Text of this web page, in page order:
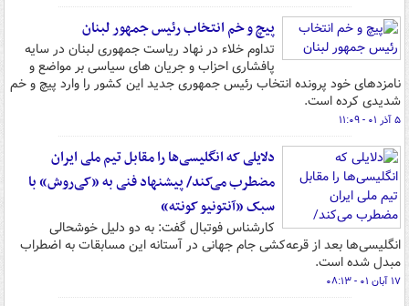
پیچ و خم انتخاب رئیس جمهور لبنان
تداوم خلاء در نهاد ریاست جمهوری لبنان در سایه
پافشاری احزاب و جریان های سیاسی بر مواضع و
نامزدهای خود پرونده انتخاب رئیس جمهوری جدید این کشور را وارد پیچ و خم
شدیدی کرده است.
۵ آذر ۰۱ - ۱۱:۰۹
دلایلی که انگلیسی‌ها را مقابل تیم ملی ایران
مضطرب می‌کند/ پیشنهاد فنی به «کی‌روش» با
سبک «آنتونیو کونته»
کارشناس فوتبال گفت: به دو دلیل خوشحالی
انگلیسی‌ها بعد از قرعه‌کشی جام جهانی در آستانه این مسابقات به اضطراب
مبدل شده است.
۱۷ آبان ۰۱ - ۰۸:۱۳